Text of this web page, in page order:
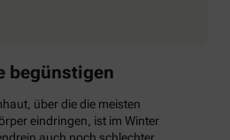
begünstigen
über die die meisten
eindringen, ist im Winter